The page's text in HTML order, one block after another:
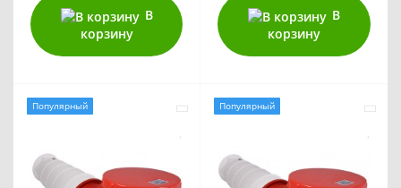
В
корзину
В
корзину
Популярный Популярный